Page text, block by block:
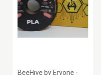
BeeHive by Eryone -